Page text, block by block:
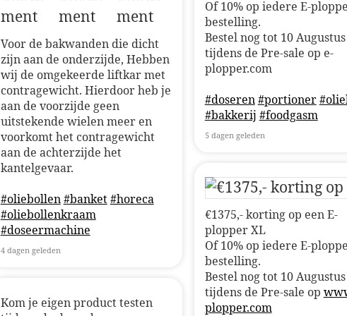
Voor de bakwanden die dicht
zijn aan de onderzijde, Hebben
wij de omgekeerde liftkar met
contragewicht. Hierdoor heb je
aan de voorzijde geen
uitstekende wielen meer en
voorkomt het contragewicht
aan de achterzijde het
kantelgevaar.
#oliebollen #banket #horeca
#oliebollenkraam
#doseermachine
4 dagen geleden
Of 10% op iedere E-
bestelling.
Bestel nog tot 10 Augustus
tijdens de Pre-sale op e-
plopper.com
#doseren #portioner
#bakkerij #foodgasm
5 dagen geleden
€1375,- korting op een E-
plopper XL
Of 10% op iedere E-
bestelling.
Bestel nog tot 10 Augustus
tijdens de Pre-sale op
plopper.com
Kom je eigen product testen